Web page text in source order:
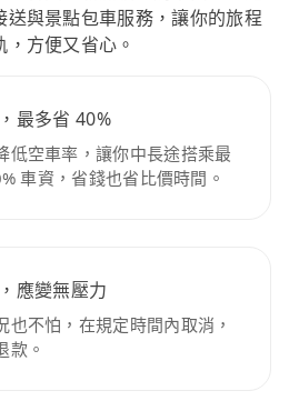
送與景點包車服務，讓你的旅程
方便又省心。
最多省 40%
低空車率，讓你中長途搭乘最
車資，省錢也省比價時間。
應變無壓力
也不怕，在規定時間內取消，
款。